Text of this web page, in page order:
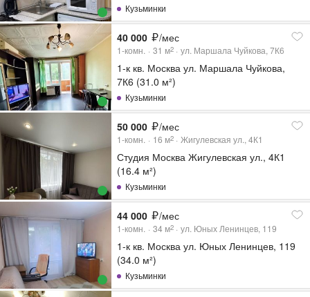
Кузьминки
40 000 /мес
1-комн. 31 м2 ул. Маршала Чуйкова, 7К6
1-к кв. Москва ул. Маршала Чуйкова,
7К6 (31.0 м²)
Кузьминки
50 000 /мес
1-комн. 16 м2 Жигулевская ул., 4К1
Студия Москва Жигулевская ул., 4К1
(16.4 м²)
Кузьминки
44 000 /мес
1-комн. 34 м2 ул. Юных Ленинцев, 119
1-к кв. Москва ул. Юных Ленинцев, 119
(34.0 м²)
Кузьминки